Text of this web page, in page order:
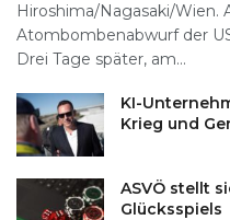
Hiroshima/Nagasaki/Wien.
Atombombenabwurf der
Drei Tage später, am...
KI-
Krieg und
ASVÖ stellt
Glücksspiels